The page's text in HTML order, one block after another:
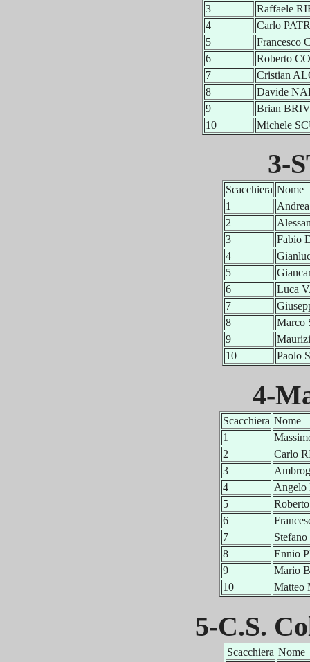
3
Raffaele
4
Carlo
5
Francesco
6
Roberto
7
Cristian
8
Davide
9
Brian
10
Michele
3-
Scacchiera Nome
1
2
3
Fabio
4
5
6
Luca
7
8
Marco
9
10
Paolo
4-
Scacchiera Nome
1
2
Carlo
3
4
5
6
7
8
Ennio
9
Mario
10
Matteo
5-C.S.
Scacchiera Nome